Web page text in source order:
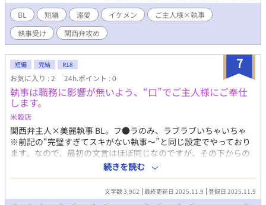
BL 短編 溺愛 イケメン
ご主人様×執事
執事受け
関西弁攻め
7
短編 完結 R18
お気に入り : 2 24h.ポイント : 0
執事は職務に影響が無いよう、“口”でご主人様にご奉仕
します。
米穀店
関西弁主人×美麗執事 BL。フ●ラのみ、ラブラブいちゃいちゃ
※前記の“完璧すぎてスキがない執事〜”と同じ設定でやっており
ます。なので、最初の文言はほぼ同じなのですが、その下からの
内容は違いますので、どうか読んで頂けたら幸いです。 タイトル
を前面に出したいのでシリーズにはせず、ショートで投稿してお
ります。 何か良い案ございましたら、教えて下さると嬉しいで
す。
続きを読む
文字数 3,902 最終更新日 2025.11.9 登録日 2025.11.9